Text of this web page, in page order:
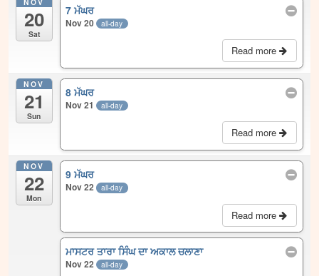
20
Sat
7 ਮੱਘਰ
Nov 20 all-day
Read more
NOV
21
Sun
8 ਮੱਘਰ
Nov 21 all-day
Read more
NOV
22
Mon
9 ਮੱਘਰ
Nov 22 all-day
Read more
ਮਾਸਟਰ ਤਾਰਾ ਸਿੰਘ ਦਾ ਅਕਾਲ ਚਲਾਣਾ
Nov 22 all-day